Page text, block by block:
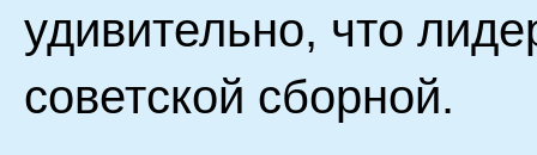
удивительно, что
советской сборной.